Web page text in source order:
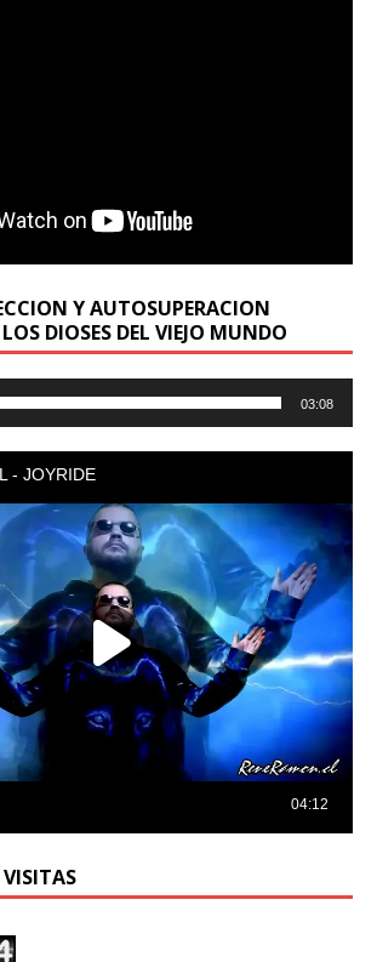
Y AUTOSUPERACION
DIOSES DEL VIEJO MUNDO
03:08